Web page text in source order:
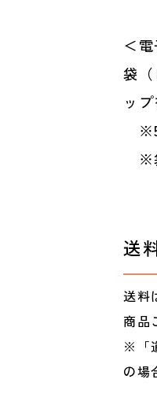
＜
袋
ッ
※
送
送料
商品
※「
の場